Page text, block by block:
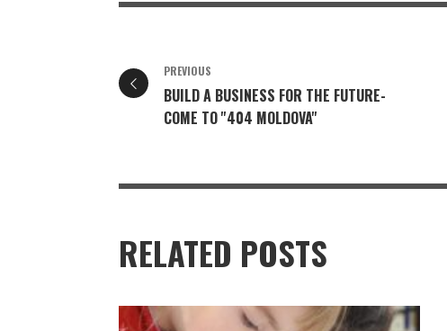
PREVIOUS
BUILD A BUSINESS FOR THE FUTURE-
COME TO ''404 MOLDOVA''
RELATED POSTS